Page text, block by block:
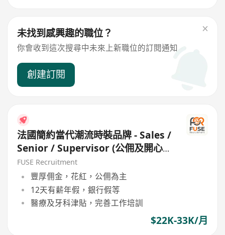
未找到感興趣的職位？
你會收到這次搜尋中未來上新職位的訂閱通知
創建訂閱
法國簡約當代潮流時裝品牌 - Sales /
Senior / Supervisor (公佣及開心
工作環境 / 良好公司文代)
FUSE Recruitment
豐厚佣金，花紅，公佣為主
12天有薪年假，銀行假等
醫療及牙科津貼，完善工作培訓
$22K-33K/月